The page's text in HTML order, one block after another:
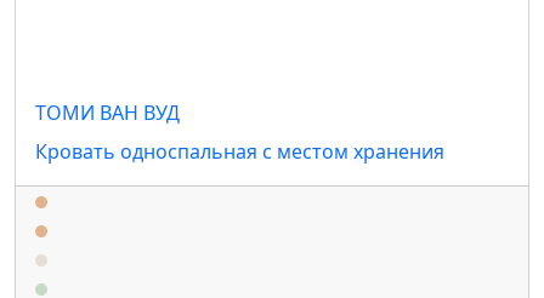
ТОМИ ВАН ВУД
Кровать односпальная с местом хранения